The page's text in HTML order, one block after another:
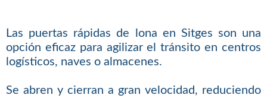
Las puertas rápidas de lona en Sitges son una
opción eficaz para agilizar el tránsito en centros
logísticos, naves o almacenes.
Se abren y cierran a gran velocidad, reduciendo